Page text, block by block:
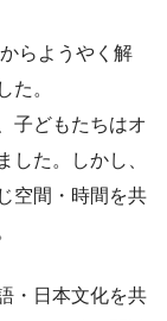
らようやく解
た。
子どもたちはオ
した。しかし、
空間・時間を共
・日本文化を共